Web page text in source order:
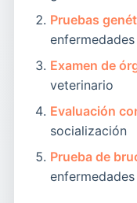
Pruebas
Examen de
veterinario
Evaluación
socialización
Prueba de